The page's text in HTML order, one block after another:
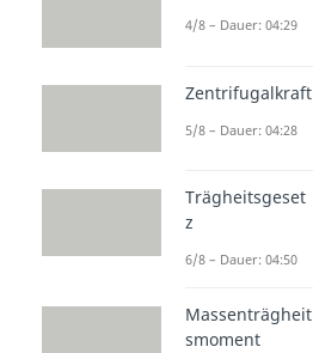
4/8 – Dauer: 04:29
Zentrifugalkraft
5/8 – Dauer: 04:28
Trägheitsgeset
z
6/8 – Dauer: 04:50
Massenträgheit
smoment